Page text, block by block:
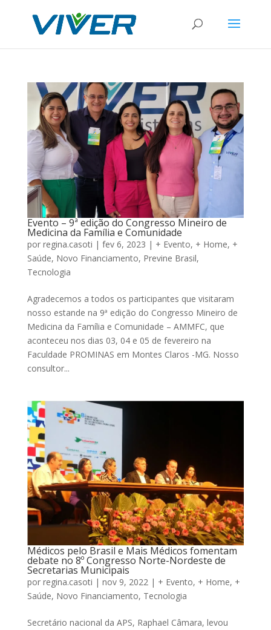
Evento – 9ª edição do Congresso Mineiro de
Medicina da Família e Comunidade
por regina.casoti | fev 6, 2023 | + Evento, + Home, +
Saúde, Novo Financiamento, Previne Brasil,
Tecnologia
Agradecemos a todos os participantes que visitaram
nosso estande na 9ª edição do Congresso Mineiro de
Medicina da Família e Comunidade – AMMFC, que
aconteceu nos dias 03, 04 e 05 de fevereiro na
Faculdade PROMINAS em Montes Claros -MG. Nosso
consultor...
Médicos pelo Brasil e Mais Médicos fomentam
debate no 8º Congresso Norte-Nordeste de
Secretarias Municipais
por regina.casoti | nov 9, 2022| + Evento, + Home, +
Saúde, Novo Financiamento, Tecnologia
Secretário nacional da APS, Raphael Câmara, levou